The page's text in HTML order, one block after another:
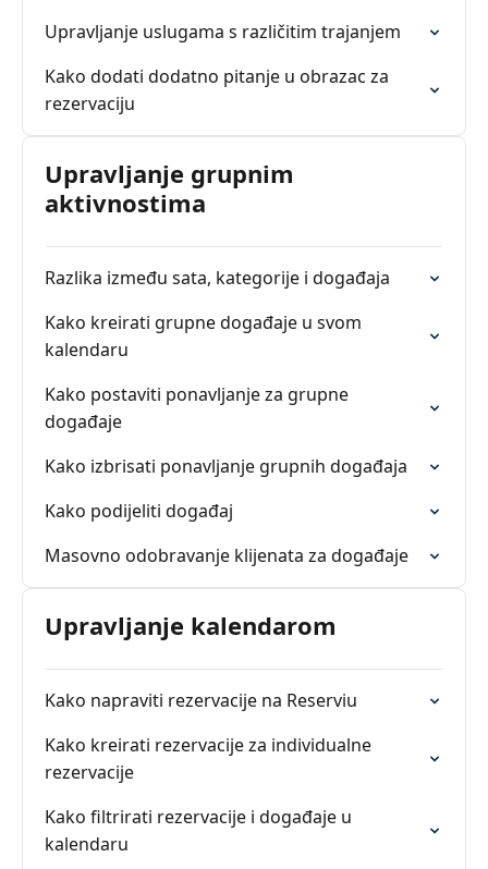
Upravljanje uslugama s različitim trajanjem
Kako dodati dodatno pitanje u obrazac za
rezervaciju
Upravljanje grupnim
aktivnostima
Razlika između sata, kategorije i događaja
Kako kreirati grupne događaje u svom
kalendaru
Kako postaviti ponavljanje za grupne
događaje
Kako izbrisati ponavljanje grupnih događaja
Kako podijeliti događaj
Masovno odobravanje klijenata za događaje
Upravljanje kalendarom
Kako napraviti rezervacije na Reserviu
Kako kreirati rezervacije za individualne
rezervacije
Kako filtrirati rezervacije i događaje u
kalendaru